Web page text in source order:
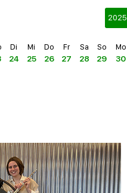
2025
Di
24
Mi
25
Do
26
Fr
27
Sa
28
So
29
Mo
30